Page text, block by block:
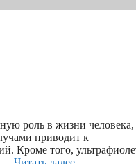
роль в жизни
приводит к
Кроме того,